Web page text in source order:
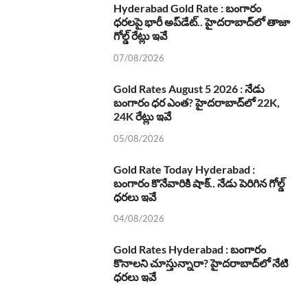
Hyderabad Gold Rate : బంగారం
ధరలపై భారీ అప్‌డేట్.. హైదరాబాద్‌లో తాజా
గోల్డ్ రేట్లు ఇవే
07/08/2026
Gold Rates August 5 2026 : నేడు
బంగారం ధర ఎంత? హైదరాబాద్‌లో 22K,
24K రేట్లు ఇవే
05/08/2026
Gold Rate Today Hyderabad :
బంగారం కొనేవారికి షాక్.. నేడు పెరిగిన గోల్డ్
ధరలు ఇవే
04/08/2026
Gold Rates Hyderabad : బంగారం
కొనాలని చూస్తున్నారా? హైదరాబాద్‌లో నేటి
ధరలు ఇవే